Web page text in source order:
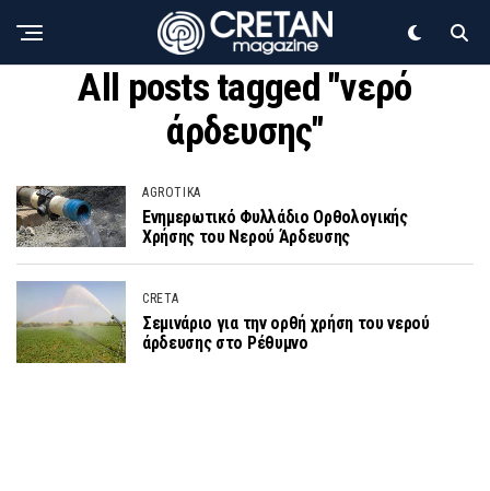
All posts tagged "νερό
άρδευσης"
AGROTIKA
Ενημερωτικό Φυλλάδιο Ορθολογικής
Χρήσης του Νερού Άρδευσης
CRETA
Σεμινάριο για την ορθή χρήση του νερού
άρδευσης στο Ρέθυμνο